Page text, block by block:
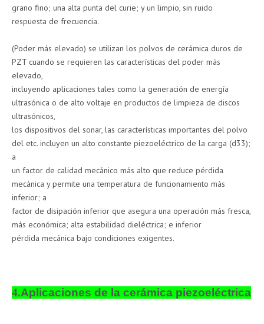
grano fino; una alta punta del curie; y un limpio, sin ruido
respuesta de frecuencia.
(Poder más elevado) se utilizan los polvos de cerámica duros de
PZT cuando se requieren las características del poder más
elevado,
incluyendo aplicaciones tales como la generación de energía
ultrasónica o de alto voltaje en productos de limpieza de discos
ultrasónicos,
los dispositivos del sonar, las características importantes del polvo
del etc. incluyen un alto constante piezoeléctrico de la carga (d33);
a
un factor de calidad mecánico más alto que reduce pérdida
mecánica y permite una temperatura de funcionamiento más
inferior; a
factor de disipación inferior que asegura una operación más fresca,
más económica; alta estabilidad dieléctrica; e inferior
pérdida mecánica bajo condiciones exigentes.
4.Aplicaciones de la cerámica piezoeléctrica